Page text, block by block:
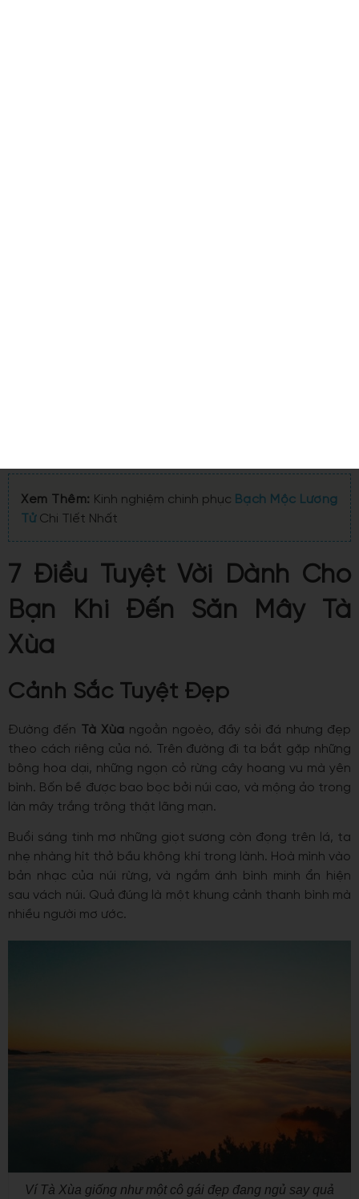
Xem Thêm: Kinh nghiệm chinh phục Bạch Mộc Lương
TửChi TIết Nhất
7 Điều Tuyệt Vời Dành Cho
Bạn Khi Đến Săn Mây Tà
Xùa
Cảnh Sắc Tuyệt Đẹp
Đường đến Tà Xùa ngoằn ngoèo, đầy sỏi đá nhưng đẹp
theo cách riêng của nó. Trên đường đi ta bắt gặp những
bông hoa dại, những ngọn cỏ rừng cây hoang vu mà yên
bình. Bốn bề được bao bọc bởi núi cao, và mộng ảo trong
làn mây trắng trông thật lãng mạn.
Buổi sáng tinh mơ những giọt sương còn đọng trên lá, ta
nhẹ nhàng hít thở bầu không khí trong lành. Hoà mình vào
bản nhạc của núi rừng, và ngắm ánh bình minh ẩn hiện
sau vách núi. Quả đúng là một khung cảnh thanh bình mà
nhiều người mơ ước.
Ví Tà Xùa giống như một cô gái đẹp đang ngủ say quả